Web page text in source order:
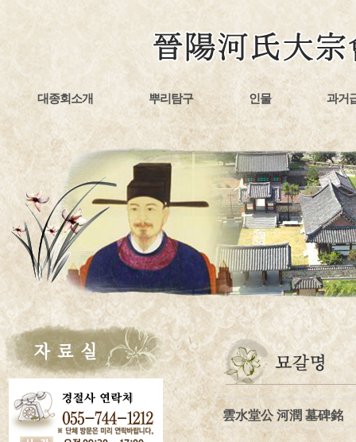
대종회소개 뿌리탐구 인물 과거
雲水堂公 河潤 墓碑銘